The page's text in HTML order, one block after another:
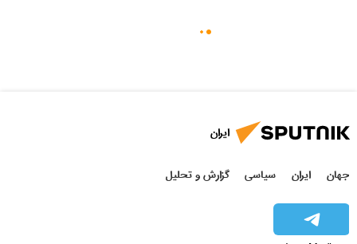
ایران
جهان ایران سیاسی گزارش و تحلیل